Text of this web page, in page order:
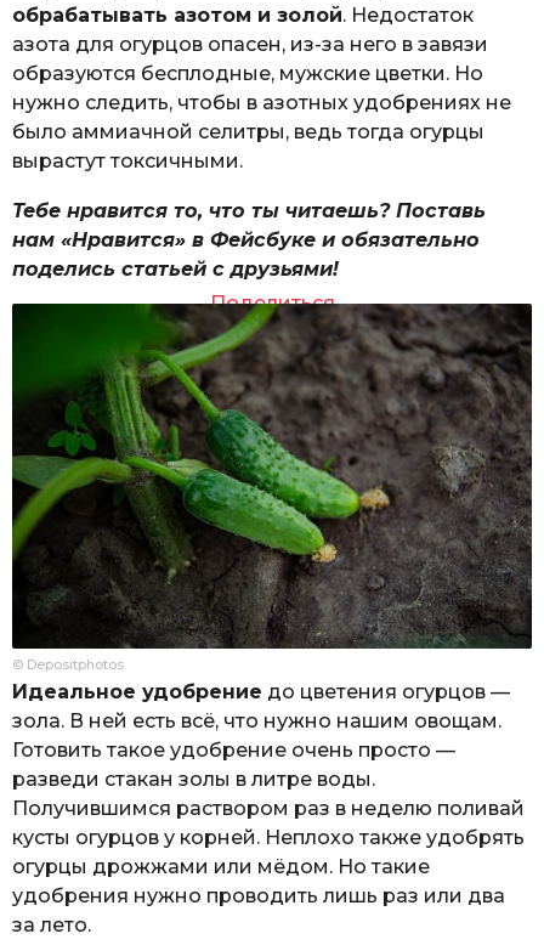
обрабатывать азотом и золой. Недостаток
азота для огурцов опасен, из-за него в завязи
образуются бесплодные, мужские цветки. Но
нужно следить, чтобы в азотных удобрениях не
было аммиачной селитры, ведь тогда огурцы
вырастут токсичными.
Тебе нравится то, что ты читаешь? Поставь
нам «Нравится» в Фейсбуке и обязательно
поделись статьей с друзьями!
Поделиться
© Depositphotos
Идеальное удобрение до цветения огурцов —
зола. В ней есть всё, что нужно нашим овощам.
Готовить такое удобрение очень просто —
разведи стакан золы в литре воды.
Получившимся раствором раз в неделю поливай
кусты огурцов у корней. Неплохо также удобрять
огурцы дрожжами или мёдом. Но такие
удобрения нужно проводить лишь раз или два
за лето.